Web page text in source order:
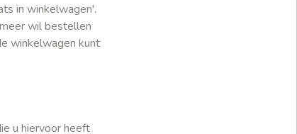
in winkelwagen'.
wil bestellen
winkelwagen kunt
u hiervoor heeft